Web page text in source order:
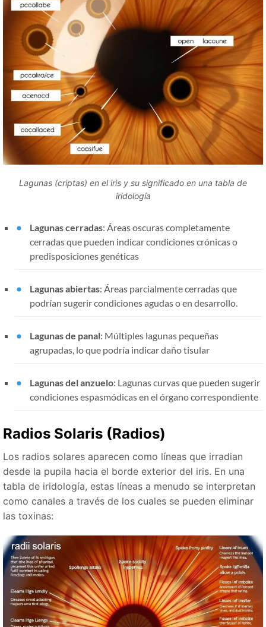
Lagunas (criptas) en el iris y su significado en una tabla de
iridología
Lagunas cerradas: Áreas oscuras completamente
cerradas que pueden indicar condiciones crónicas o
predisposiciones genéticas
Lagunas abiertas: Áreas parcialmente cerradas que
podrían sugerir condiciones agudas o en desarrollo.
Lagunas de panal: Múltiples lagunas pequeñas
agrupadas, lo que podría indicar daño tisular
Lagunas del anzuelo: Lagunas curvas que pueden sugerir
condiciones espasmódicas en el órgano correspondiente
Radios Solaris (Radios)
Los radios solares aparecen como líneas que irradian
desde la pupila hacia el borde exterior del iris. En una
tabla de iridología, estas líneas a menudo se interpretan
como canales a través de los cuales se pueden eliminar
las toxinas: